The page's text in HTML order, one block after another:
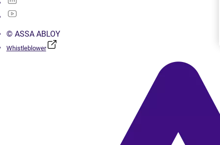
© ASSA ABLOY
Whistleblower